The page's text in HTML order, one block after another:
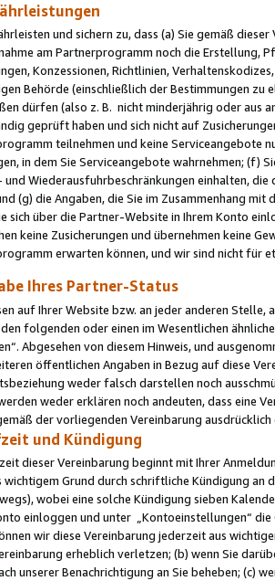
und sichern zu, dass (a) Sie gemäß
am Partnerprogramm noch die Erstellung,
Konzessionen, Richtlinien,
Behörde (einschließlich der Bestimmungen
dürfen (also z. B. nicht minderjährig oder aus
geprüft haben und sich nicht auf
teilnehmen und keine Serviceangebote
in dem Sie Serviceangebote wahrnehmen; (f)
und Wiederausfuhrbeschränkungen einhalten,
(g) die Angaben, die Sie im Zusammenhang
sich über die Partner-Website in Ihrem Konto
keine Zusicherungen und übernehmen keine
erwarten können, und wir sind nicht für
Ihres Partner-Status
auf Ihrer Website bzw. an jeder anderen
folgenden oder einen im Wesentlichen
Abgesehen von diesem Hinweis, und
öffentlichen Angaben in Bezug auf diese
weder falsch darstellen noch
weder erklären noch andeuten, dass eine
der vorliegenden Vereinbarung
und Kündigung
dieser Vereinbarung beginnt mit Ihrer
wichtigem Grund durch schriftliche Kündigung an
wobei eine solche Kündigung sieben
einloggen und unter „Kontoeinstellungen“
wir diese Vereinbarung jederzeit aus
erheblich verletzen; (b) wenn Sie
unserer Benachrichtigung an Sie beheben; (c)